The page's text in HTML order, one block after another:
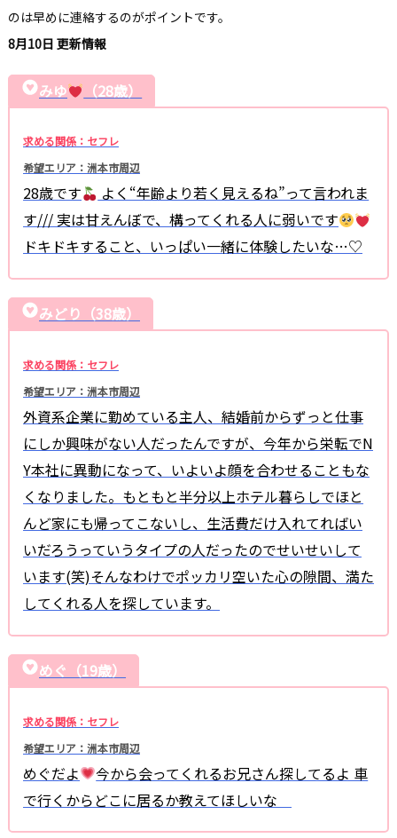
のは早めに連絡するのがポイントです。
8月10日 更新情報
みゆ （28歳）
求める関係：セフレ
希望エリア：洲本市周辺
28歳です
よく“年齢より若く見えるね”って言われま
す/// 実は甘えんぼで、構ってくれる人に弱いです
ドキドキすること、いっぱい一緒に体験したいな…♡
みどり（38歳）
求める関係：セフレ
希望エリア：洲本市周辺
外資系企業に勤めている主人、結婚前からずっと仕事
にしか興味がない人だったんですが、今年から栄転でN
Y本社に異動になって、いよいよ顔を合わせることもな
くなりました。もともと半分以上ホテル暮らしでほと
んど家にも帰ってこないし、生活費だけ入れてればい
いだろうっていうタイプの人だったのでせいせいして
います(笑)そんなわけでポッカリ空いた心の隙間、満た
してくれる人を探しています。
めぐ（19歳）
求める関係：セフレ
希望エリア：洲本市周辺
めぐだよ
今から会ってくれるお兄さん探してるよ 車
で行くからどこに居るか教えてほしいな